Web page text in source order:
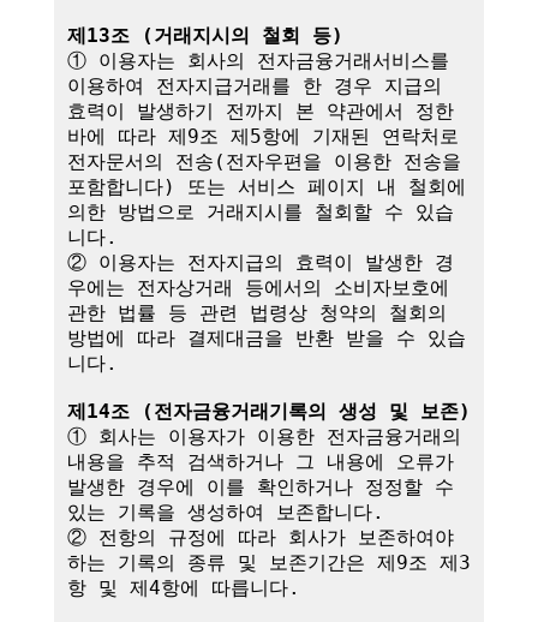
제13조 (거래지시의 철회 등)
① 이용자는 회사의 전자금융거래서비스를
이용하여 전자지급거래를 한 경우 지급의
효력이 발생하기 전까지 본 약관에서 정한
바에 따라 제9조 제5항에 기재된 연락처로
전자문서의 전송(전자우편을 이용한 전송을
포함합니다) 또는 서비스 페이지 내 철회에
의한 방법으로 거래지시를 철회할 수 있습
니다.
② 이용자는 전자지급의 효력이 발생한 경
우에는 전자상거래 등에서의 소비자보호에
관한 법률 등 관련 법령상 청약의 철회의
방법에 따라 결제대금을 반환 받을 수 있습
니다.
제14조 (전자금융거래기록의 생성 및 보존)
① 회사는 이용자가 이용한 전자금융거래의
내용을 추적 검색하거나 그 내용에 오류가
발생한 경우에 이를 확인하거나 정정할 수
있는 기록을 생성하여 보존합니다.
② 전항의 규정에 따라 회사가 보존하여야
하는 기록의 종류 및 보존기간은 제9조 제3
항 및 제4항에 따릅니다.